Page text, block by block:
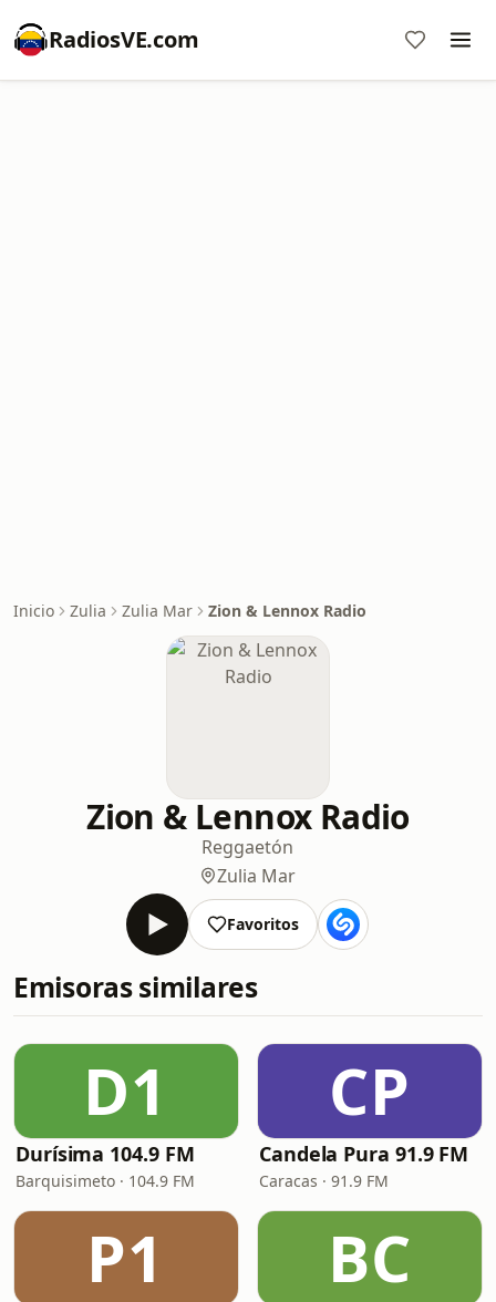
RadiosVE.com
Inicio Zulia Zulia Mar Zion & Lennox Radio
Zion & Lennox Radio
Reggaetón
Zulia Mar
Favoritos
Emisoras similares
D1
Durísima 104.9 FM
Barquisimeto · 104.9 FM
CP
Candela Pura 91.9 FM
Caracas · 91.9 FM
P1 BC